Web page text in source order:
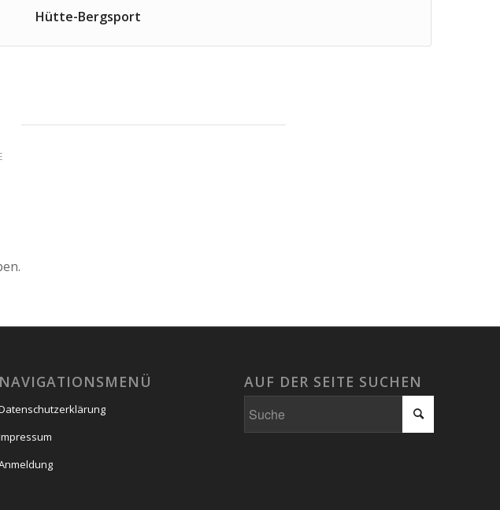
Hütte-Bergsport
NAVIGATIONSMENÜ AUF DER SEITE SUCHEN